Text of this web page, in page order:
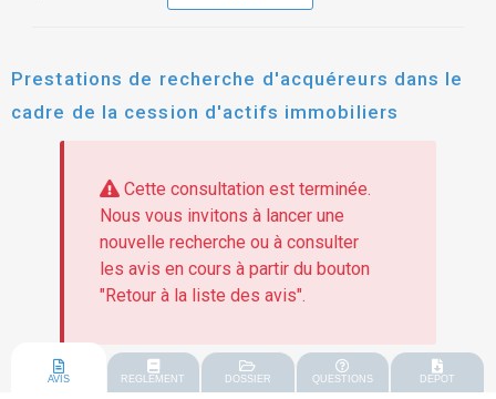
Prestations de recherche d'acquéreurs dans le
cadre de la cession d'actifs immobiliers
Cette consultation est terminée.
Nous vous invitons à lancer une
nouvelle recherche ou à consulter
les avis en cours à partir du bouton
"Retour à la liste des avis".
AVIS REGLEMENT DOSSIER QUESTIONS DEPOT